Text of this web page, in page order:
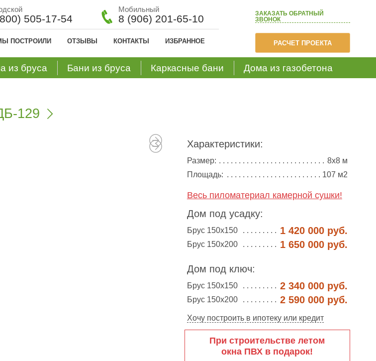
ЗАКАЗАТЬ ОБРАТНЫЙ
ЗВОНОК
РАСЧЕТ ПРОЕКТА
505-17-54
Мобильный
8 (906) 201-65-10
ПОСТРОИЛИ ОТЗЫВЫ КОНТАКТЫ ИЗБРАННОЕ
из бруса Бани из бруса Каркасные бани Дома из газобетона
129 
Характеристики:
Размер:
8х8 м
Площадь:
107 м2
Весь пиломатериал камерной сушки!
Дом под усадку:
Брус 150х150 1 420 000 руб.
Брус 150х200 1 650 000 руб.
Дом под ключ:
Брус 150х150 2 340 000 руб.
Брус 150х200 2 590 000 руб.
Хочу построить в ипотеку или кредит
При строительстве летом
окна ПВХ в подарок!